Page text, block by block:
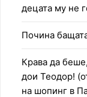
децата му не
Почина
Крава да
дои Теодор!
на шопинг в